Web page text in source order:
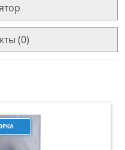
(0)